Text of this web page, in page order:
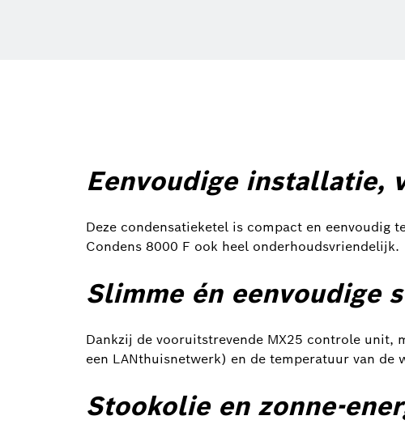
Eenvoudige installatie,
Deze condensatieketel is compact en
Condens 8000 F ook heel onderhoudsvriendelijk.
Slimme én eenvoudige
Dankzij de vooruitstrevende MX25 controle unit,
een LAN­thuisnetwerk) en de temperatuur van de
Stookolie en zonne-